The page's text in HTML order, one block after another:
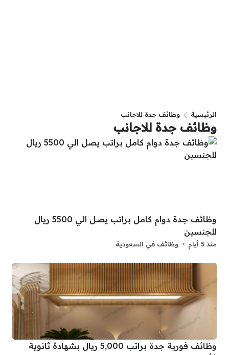
الرئيسية وظائف جدة للاجانب
وظائف جدة للاجانب
وظائف جدة دوام كامل براتب يصل الي 5500 ريال
للجنسين
منذ 5 أيام وظائف في السعودية
وظائف فورية جدة براتب 5,000 ريال بشهادة ثانوية